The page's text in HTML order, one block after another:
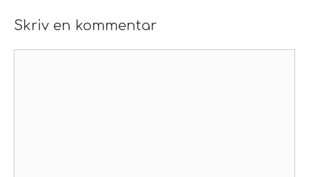
Skriv en kommentar